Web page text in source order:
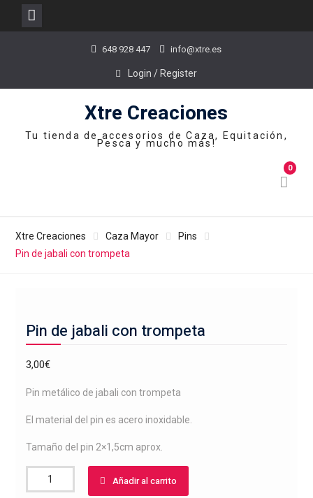
648 928 447 info@xtre.es
Login / Register
Xtre Creaciones
Tu tienda de accesorios de Caza, Equitación,
Pesca y mucho más!
0
Xtre Creaciones Caza Mayor
Pins
Pin de jabali con trompeta
Pin de jabali con trompeta
3,00€
Pin metálico de jabali con trompeta
El material del pin es acero inoxidable.
Tamaño del pin 2×1,5cm aprox.
de
Añadir al carrito